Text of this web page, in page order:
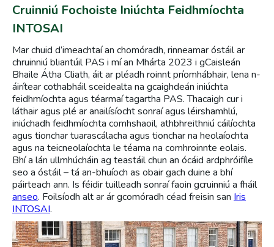
Cruinniú Fochoiste Iniúchta Feidhmíochta
INTOSAI
Mar chuid d’imeachtaí an chomóradh, rinneamar óstáil ar
chruinniú bliantúil PAS i mí an Mhárta 2023 i gCaisleán
Bhaile Átha Cliath, áit ar pléadh roinnt príomhábhair, lena n-
áirítear cothabháil sceidealta na gcaighdeán iniúchta
feidhmíochta agus téarmaí tagartha PAS. Thacaigh cur i
láthair agus plé ar anailísíocht sonraí agus léirshamhlú,
iniúchadh feidhmíochta comhshaoil, athbhreithniú cáilíochta
agus tionchar tuarascálacha agus tionchar na heolaíochta
agus na teicneolaíochta le téama na comhroinnte eolais.
Bhí a lán ullmhúcháin ag teastáil chun an ócáid ​​ardphróifíle
seo a óstáil – tá an-bhuíoch as obair gach duine a bhí
páirteach ann. Is féidir tuilleadh sonraí faoin gcruinniú a fháil
anseo. Foilsíodh alt ar ár gcomóradh céad freisin san Iris
INTOSAI.